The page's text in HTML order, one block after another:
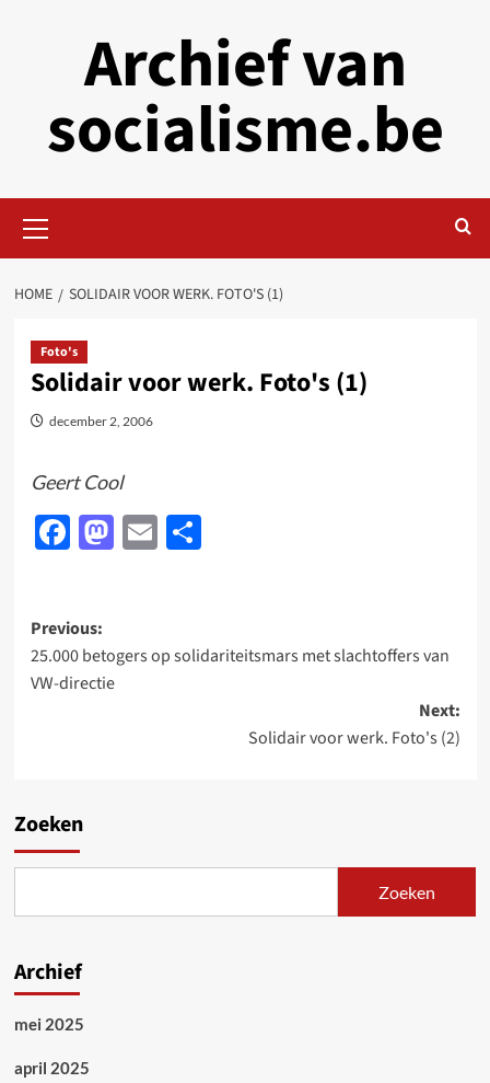
Archief van
socialisme.be
Menu
HOME SOLIDAIR VOOR WERK. FOTO'S (1)
Foto's
Solidair voor werk. Foto's (1)
december 2, 2006
Geert Cool
Facebook
Mastodon
EmailDelen
Post
navigation
Previous:
25.000 betogers op solidariteitsmars met slachtoffers van
VW-directie
Next:
Solidair voor werk. Foto's (2)
Zoeken
Zoeken
Archief
mei 2025
april 2025